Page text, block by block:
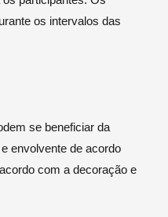
os intervalos das
se beneficiar da
envolvente de acordo
com a decoração e